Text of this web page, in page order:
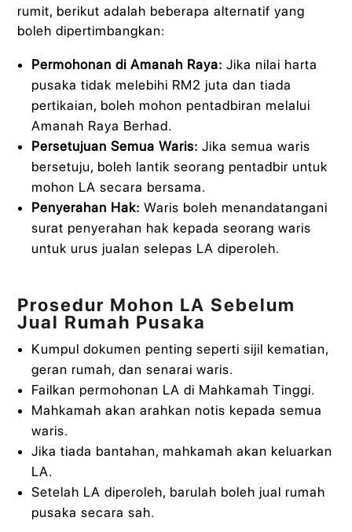
rumit, berikut adalah beberapa alternatif yang
boleh dipertimbangkan:
Permohonan di Amanah Raya: Jika nilai harta
pusaka tidak melebihi RM2 juta dan tiada
pertikaian, boleh mohon pentadbiran melalui
Amanah Raya Berhad.
Persetujuan Semua Waris: Jika semua waris
bersetuju, boleh lantik seorang pentadbir untuk
mohon LA secara bersama.
Penyerahan Hak: Waris boleh menandatangani
surat penyerahan hak kepada seorang waris
untuk urus jualan selepas LA diperoleh.
Prosedur Mohon LA Sebelum
Jual Rumah Pusaka
Kumpul dokumen penting seperti sijil kematian,
geran rumah, dan senarai waris.
Failkan permohonan LA di Mahkamah Tinggi.
Mahkamah akan arahkan notis kepada semua
waris.
Jika tiada bantahan, mahkamah akan keluarkan
LA.
Setelah LA diperoleh, barulah boleh jual rumah
pusaka secara sah.